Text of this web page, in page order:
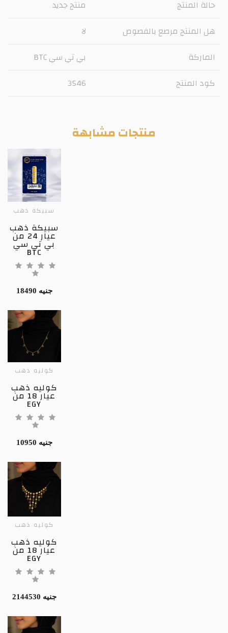
حالة المنتج
منتج جديد
هل المنتج مرصع بالفصوص
لا
الماركة
بي تي سي BTC
كود المنتج
3546
منتجات مشابهة
سبيكة ذهب
سبيكة ذهب
عيار 24 من
بي تي سي
BTC
18490 جنيه
كوليه ذهب
كوليه ذهب
عيار 18 من
EGY
10950 جنيه
كوليه ذهب
كوليه ذهب
عيار 18 من
EGY
2144530 جنيه